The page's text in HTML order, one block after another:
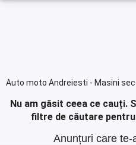
Auto moto Andreiesti - Masini
Nu am găsit ceea ce cauți.
filtre de căutare
Anunțuri care